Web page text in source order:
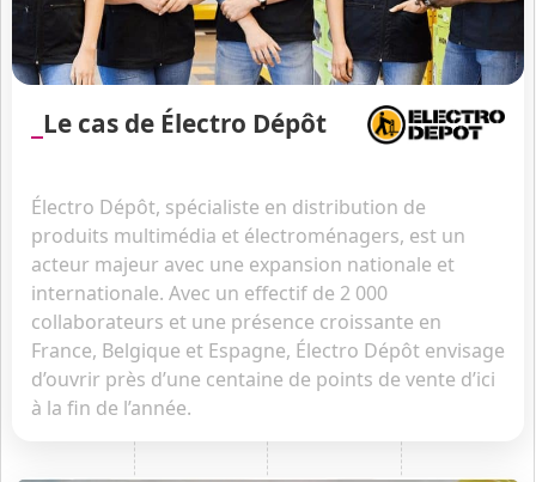
Le cas de Électro Dépôt
Électro Dépôt, spécialiste en distribution de
produits multimédia et électroménagers, est un
acteur majeur avec une expansion nationale et
internationale. Avec un effectif de 2 000
collaborateurs et une présence croissante en
France, Belgique et Espagne, Électro Dépôt envisage
d’ouvrir près d’une centaine de points de vente d’ici
à la fin de l’année.